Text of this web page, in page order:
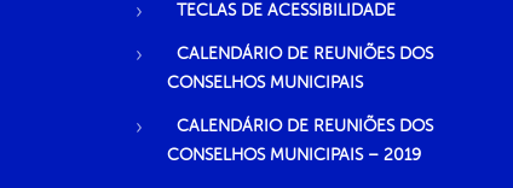
TECLAS DE ACESSIBILIDADE
CALENDÁRIO DE REUNIÕES DOS
CONSELHOS MUNICIPAIS
CALENDÁRIO DE REUNIÕES DOS
CONSELHOS MUNICIPAIS – 2019